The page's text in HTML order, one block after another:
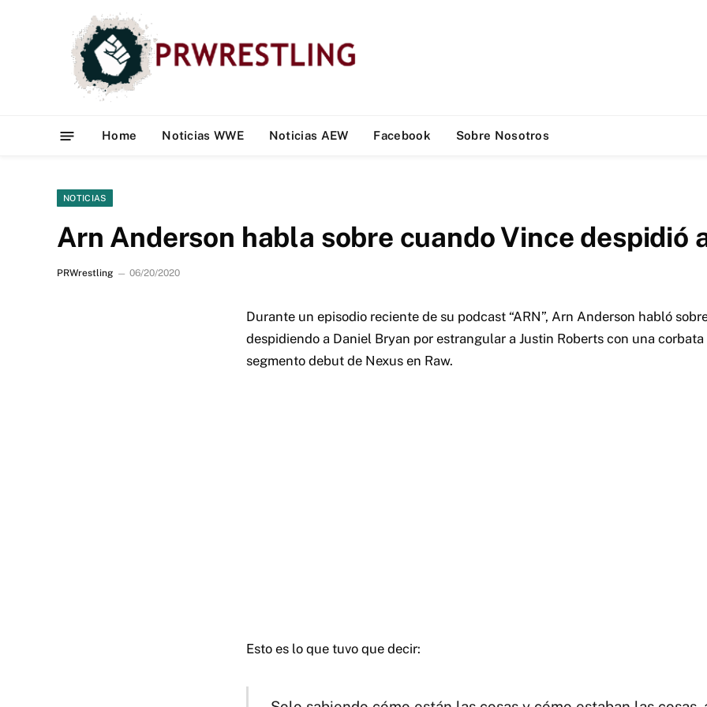
Home Noticias WWE Noticias AEW Facebook Sobre Nosotros
NOTICIAS
Arn Anderson habla sobre cuando Vince despidió
PRWrestling 06/20/2020
Durante un episodio reciente de su podcast “ARN”, Arn Anderson habló
despidiendo a Daniel Bryan por estrangular a Justin Roberts con una
segmento debut de Nexus en Raw.
Esto es lo que tuvo que decir: